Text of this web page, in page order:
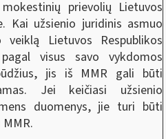
prievolių Lietuvos
Kai užsienio juridinis asmuo
veiklą Lietuvos Respublikos
visus savo vykdomos
jis iš MMR gali būti
Jei keičiasi užsienio
duomenys, jie turi būti